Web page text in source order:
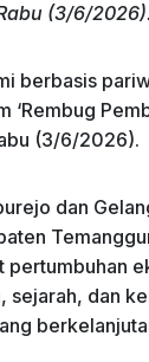
(3/6/
berbasis
‘Rembug
(3/6/2026).
dan
dan